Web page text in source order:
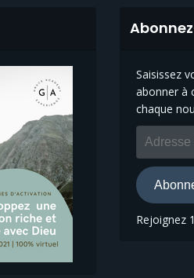
Saisissez
abonner à
chaque
Adresse
e-
mail
Rejoignez